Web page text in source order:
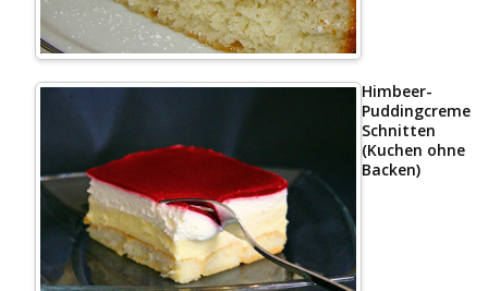
Himbeer-
Puddingcreme
Schnitten
(Kuchen ohne
Backen)